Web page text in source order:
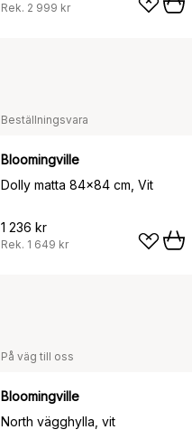
Rek. 2 999 kr
Beställningsvara
Bloomingville
Dolly matta 84x84 cm, Vit
1 236 kr
Rek. 1 649 kr
På väg till oss
Bloomingville
North vägghylla, vit